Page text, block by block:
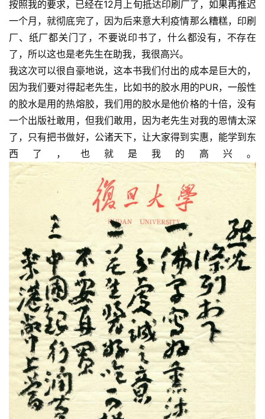
按照我的要求，已经在12月上旬抵达印刷厂了，如果再推迟
一个月，就彻底完了，因为后来意大利疫情那么糟糕，印刷
厂、纸厂都关门了，不要说印书了，什么都没有，不存在
了，所以这也是老先生在助我，我很高兴。
我这次可以很自豪地说，这本书我们付出的成本是巨大的，
因为我们要对得起老先生，比如书的胶水用的PUR，一般性
的胶水是用的热熔胶，我们用的胶水是他价格的十倍，没有
一个出版社敢用，但我们敢用，因为老先生对我的恩情太深
了，只有把书做好，公诸天下，让大家得到实惠，能学到东
西了，也就是我的高兴。